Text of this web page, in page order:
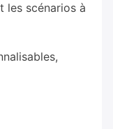
les scénarios à